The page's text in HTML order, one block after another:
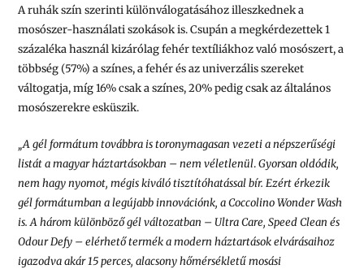
A ruhák szín szerinti különválogatásához illeszkednek a
mosószer-használati szokások is. Csupán a megkérdezettek 1
százaléka használ kizárólag fehér textíliákhoz való mosószert, a
többség (57%) a színes, a fehér és az univerzális szereket
váltogatja, míg 16% csak a színes, 20% pedig csak az általános
mosószerekre esküszik.
„A gél formátum továbbra is toronymagasan vezeti a népszerűségi
listát a magyar háztartásokban – nem véletlenül.Gyorsan oldódik,
nem hagy nyomot, mégis kiváló tisztítóhatással bír. Ezért érkezik
gél formátumban a legújabb innovációnk, a Coccolino Wonder Wash
is. A három különböző gél változatban – Ultra Care, Speed Clean és
Odour Defy – elérhető termék a modern háztartások elvárásaihoz
igazodva akár 15 perces, alacsony hőmérsékletű mosási